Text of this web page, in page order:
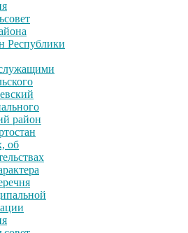
Республики
район
об